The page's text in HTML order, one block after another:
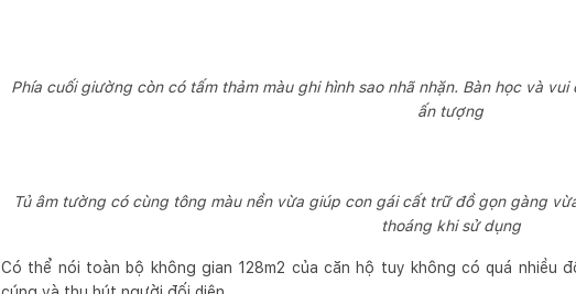
Phía cuối giường còn có tấm thảm màu ghi hình sao nhã nhặn. Bàn học và
ấn tượng
Tủ âm tường có cùng tông màu nền vừa giúp con gái cất trữ đồ gọn gàng
thoáng khi sử dụng
Có thể nói toàn bộ không gian 128m2 của căn hộ tuy không có quá nhiều